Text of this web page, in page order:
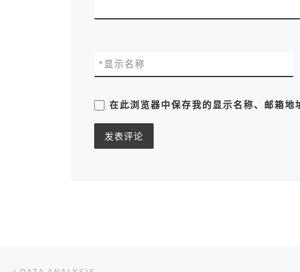
显示名称
*
在此浏览器中保存我的显示名称、邮箱地
文章导航